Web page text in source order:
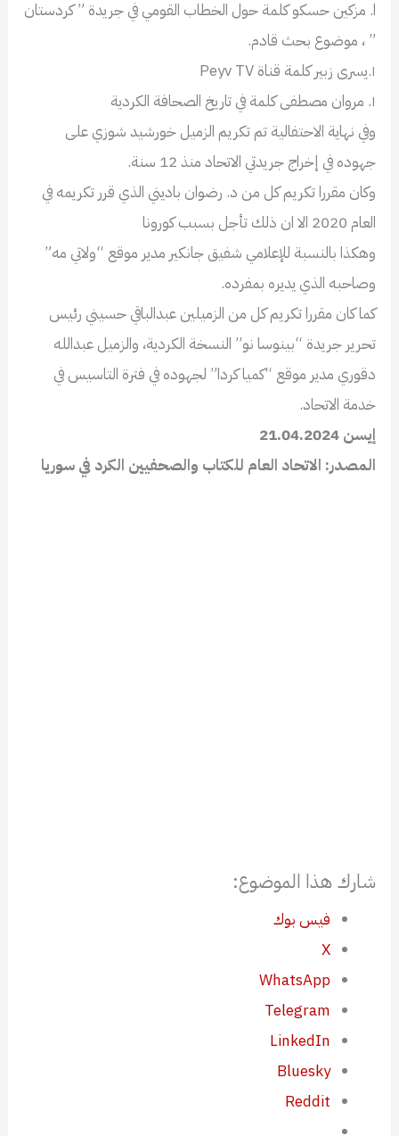
ا. مزكين حسكو كلمة حول الخطاب القومي في جريدة ” كردستان
” ، موضوع بحث قادم.
١.يسرى زبير كلمة قناة Peyv TV
١. مروان مصطفى كلمة في تاريخ الصحافة الكردية
وفي نهاية الاحتفالية تم تكريم الزميل خورشيد شوزي على
جهوده في إخراج جريدتي الاتحاد منذ 12 سنة.
وكان مقررا تكريم كل من د. رضوان باديني الذي قرر تكريمه في
العام 2020 الا ان ذلك تأجل بسبب كورونا
وهكذا بالنسبة للإعلامي شفيق جانكير مدير موقع “ولاتي مه”
وصاحبه الذي يديره بمفرده.
كما كان مقررا تكريم كل من الزميلين عبدالباقي حسيني رئيس
تحرير جريدة “بينوسا نو” النسخة الكردية، والزميل عبدالله
دقوري مدير موقع “كميا كردا” لجهوده في فترة التاسيس في
خدمة الاتحاد.
إيسن 21.04.2024
المصدر: الاتحاد العام للكتاب والصحفيين الكرد في سوريا
شارك هذا الموضوع:
فيس بوك
X
WhatsApp
Telegram
LinkedIn
Bluesky
Reddit